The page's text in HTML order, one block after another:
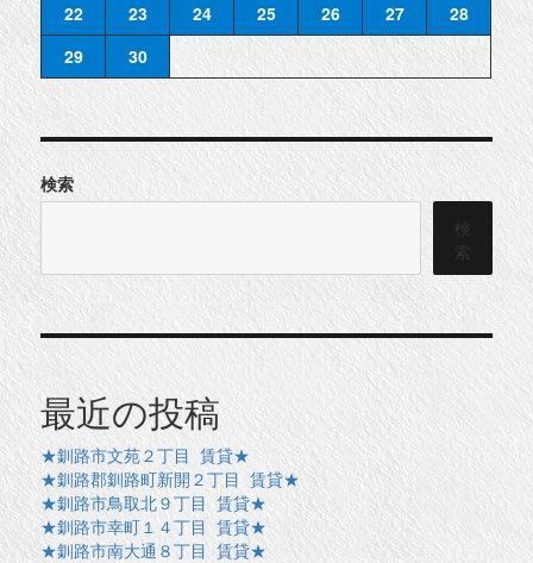
22
23 24 25 26 27
28
29
30
検索
検
索
最近の投稿
★釧路市文苑２丁目 賃貸★
★釧路郡釧路町新開２丁目 賃貸★
★釧路市鳥取北９丁目 賃貸★
★釧路市幸町１４丁目 賃貸★
★釧路市南大通８丁目 賃貸★